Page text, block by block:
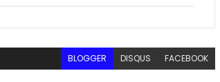
BLOGGER DISQUS FACEBOOK